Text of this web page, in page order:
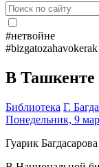
#нетвойне
#bizgatozahavokerak
В Ташкенте
Библиотека Г.
Понедельник, 9
Гуарик Багдасарова